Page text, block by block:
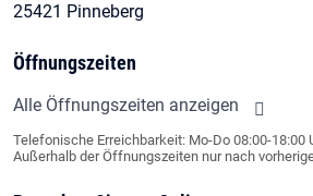
25421 Pinneberg
Öffnungszeiten
Alle Öffnungszeiten anzeigen
Telefonische Erreichbarkeit: Mo-Do 08:00-18:00
Außerhalb der Öffnungszeiten nur nach